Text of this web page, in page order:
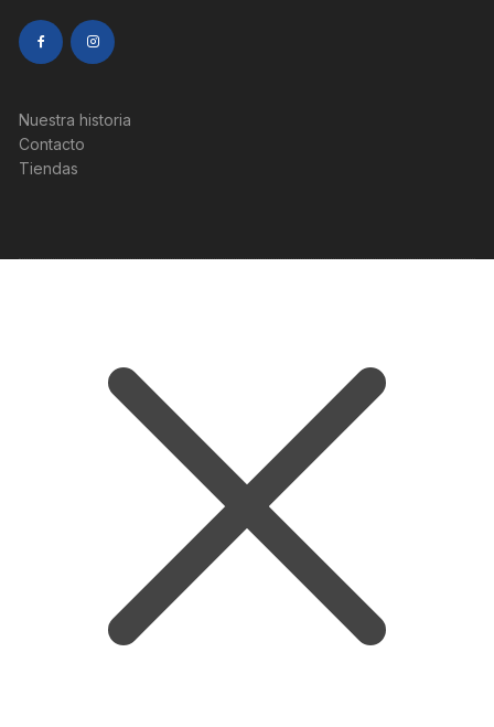
Nuestra historia
Contacto
Tiendas